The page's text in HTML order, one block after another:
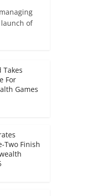
of
Takes
For
Games
Two Finish